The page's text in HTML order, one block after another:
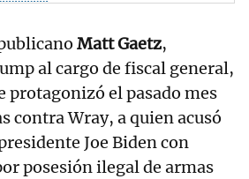
Matt Gaetz,
al cargo de fiscal general,
protagonizó el pasado mes
contra Wray, a quien acusó
Joe Biden con
posesión ilegal de armas